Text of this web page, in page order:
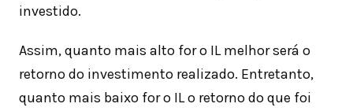
investido.
Assim, quanto mais alto for o IL melhor será o
retorno do investimento realizado. Entretanto,
quanto mais baixo for o IL o retorno do que foi